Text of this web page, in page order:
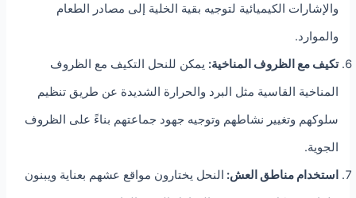
والإشارات الكيميائية لتوجيه بقية الخلية إلى مصادر الطعام
والموارد.
تكيف مع الظروف المناخية: يمكن للنحل التكيف مع الظروف
المناخية القاسية مثل البرد والحرارة الشديدة عن طريق تنظيم
سلوكهم وتغيير نشاطهم وتوجيه جهود جماعتهم بناءً على الظروف
الجوية.
استخدام مناطق العش: النحل يختارون مواقع عشهم بعناية ويبنون